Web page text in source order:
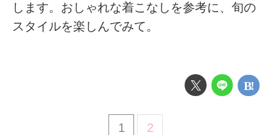
します。おしゃれな着こなしを参考に、旬の
スタイルを楽しんでみて。
1 2